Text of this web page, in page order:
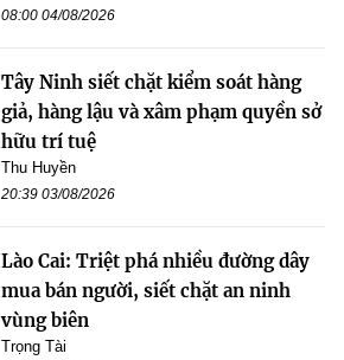
08:00 04/08/2026
Tây Ninh siết chặt kiểm soát hàng
giả, hàng lậu và xâm phạm quyền sở
hữu trí tuệ
Thu Huyền
20:39 03/08/2026
Lào Cai: Triệt phá nhiều đường dây
mua bán người, siết chặt an ninh
vùng biên
Trọng Tài